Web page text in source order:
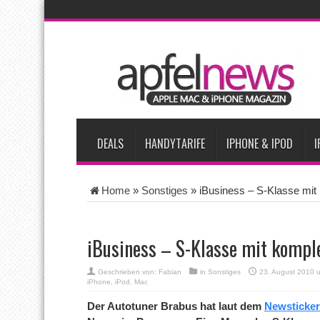
Bericht: iPad-Lieferungen im 2. Quartal 2026 um 7,5 Prozent
Vom iPad-Design zum eigenen T-Shirt: Checkliste für Apple-
Apple testet zwei neue Display-Panels für iPhone-Modelle 2027
Apples Smartbrille könnte das nächste große Gesundheits-
DEALS HANDYTARIFE IPHONE & IPOD
Home » Sonstiges » iBusiness – S-Klasse mit
iBusiness – S-Klasse mit
Geschrieben von: Fabian in Sonstiges 23. August 2010
iPhone
iPod Mac
Der Autotuner Brabus hat laut dem